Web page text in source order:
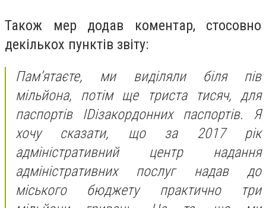
Також мер додав коментар, стосовно
декількох пунктів звіту:
Пам’ятаєте, ми виділяли біля пів
мільйона, потім ще триста тисяч, для
паспортів IDізакордонних паспортів. Я
хочу сказати, що за 2017 рік
адміністративний центр надання
адміністративних послуг надав до
міського бюджету практично три